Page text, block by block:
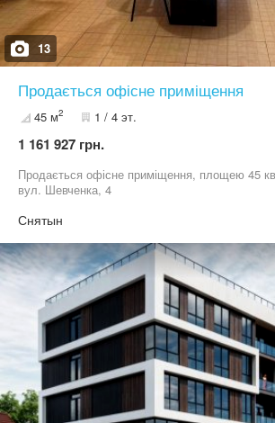
13
Продається офісне приміщення
45 м2 1 / 4 эт.
1 161 927 грн.
Продається офісне приміщення, площею 45
вул. Шевченка, 4
Снятын